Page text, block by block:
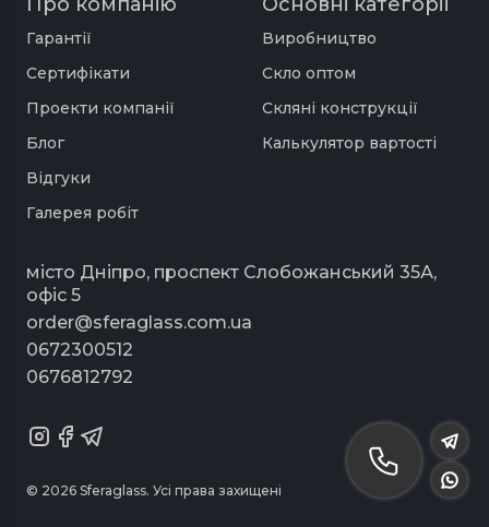
Гарантії
Сертифікати
Проекти компанії
Блог
Відгуки
Галерея робіт
Виробництво
Скло оптом
Скляні конструкції
Калькулятор вартості
місто Дніпро, проспект Слобожанський 35А,
офіс 5
order@sferaglass.com.ua
0672300512
0676812792
© 2026 Sferaglass. Усі права захищені